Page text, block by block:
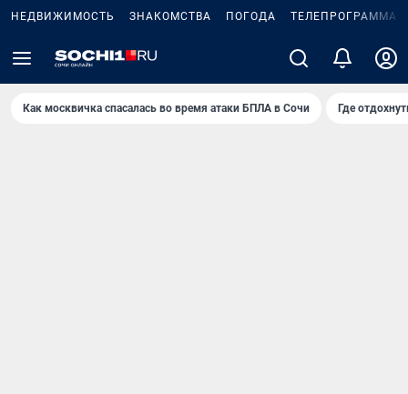
НЕДВИЖИМОСТЬ ЗНАКОМСТВА ПОГОДА ТЕЛЕПРОГРАММА
Как москвичка спасалась во время атаки БПЛА в Сочи Где